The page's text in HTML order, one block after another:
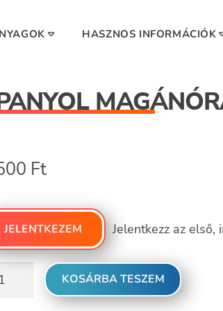
HASZNOS INFORMÁCIÓK
Ft
JELENTKEZEM Jelentkezz az első,
KOSÁRBA TESZEM